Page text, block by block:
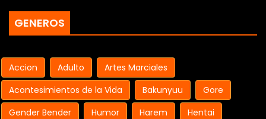
GENEROS
Accion Adulto
Artes Marciales
Acontesimientos de la Vida
Bakunyuu
Gore
Gender Bender
Humor Harem
Hentai